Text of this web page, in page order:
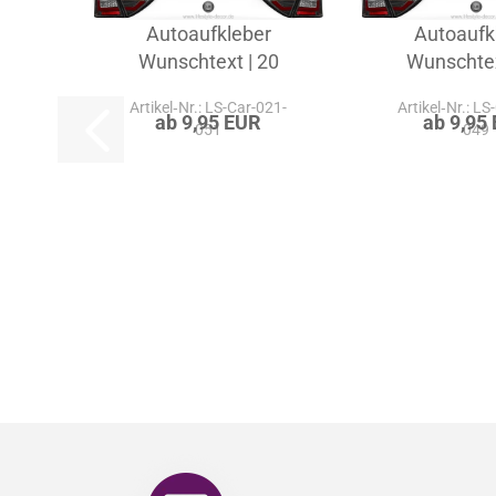
Autoaufkleber
Wunschtext | 20
Artikel‑Nr.: LS-Car-021-
051
ab 9,95 EUR
Artikel‑Nr.:
049
ab 9,95